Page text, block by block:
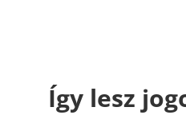
Így lesz